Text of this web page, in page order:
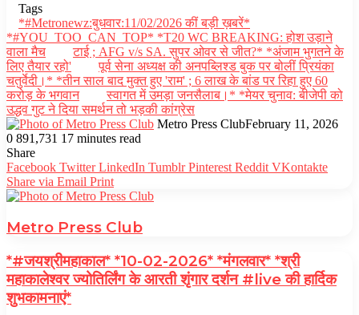
Tags
*#Metronewz:बुधवार:11/02/2026 कीं बड़ी ख़बरें*
*#YOU_TOO_CAN_TOP* *T20 WC BREAKING: होश उड़ाने
वाला मैच
टाई ; AFG v/s SA. सुपर ओवर से जीत?* *अंजाम भुगतने के
लिए तैयार रहो'
पूर्व सेना अध्यक्ष की अनपब्लिश्ड बुक पर बोलीं प्रियंका
चतुर्वेदी।* *तीन साल बाद मुक्त हुए 'राम' ; 6 लाख के बांड पर रिहा हुए 60
करोड़ के भगवान
स्वागत में उमड़ा जनसैलाब।* *मेयर चुनाव: बीजेपी को
उद्धव गुट ने दिया समर्थन तो भड़की कांग्रेस
Metro Press ClubFebruary 11, 2026
0 891,731 17 minutes read
Facebook
Twitter
LinkedIn
Tumblr
Pinterest
Reddit
WhatsApp
Share
Facebook Twitter LinkedIn Tumblr Pinterest Reddit VKontakte
Share via Email Print
Metro Press Club
*#जयश्रीमहाकाल* *10-02-2026* *मंगलवार* *श्री
महाकालेश्वर ज्योतिर्लिंग के आरती शृंगार दर्शन #live की हार्दिक
शुभकामनाएं*